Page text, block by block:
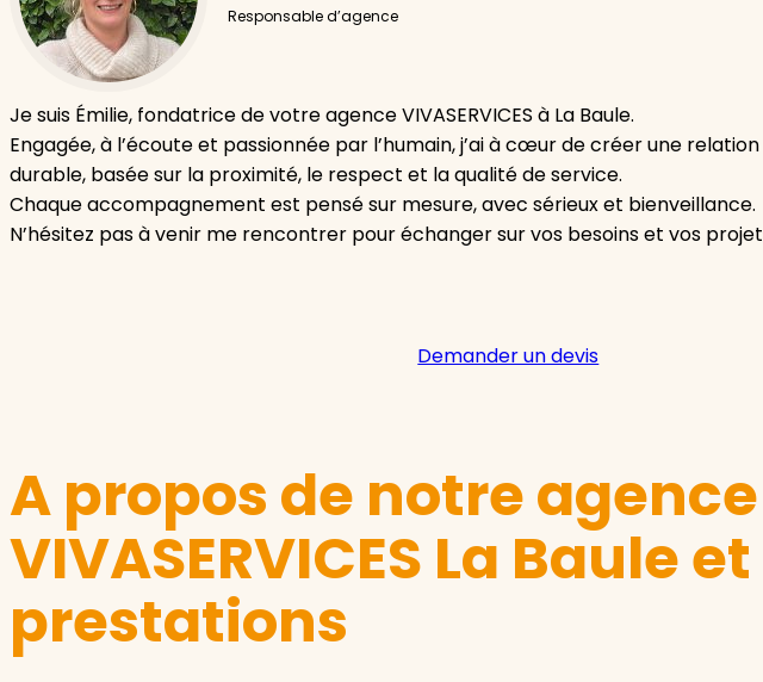
Responsable d’agence
Je suis Émilie, fondatrice de votre agence VIVASERVICES à La Baule.
Engagée, à l’écoute et passionnée par l’humain, j’ai à cœur de créer une
durable, basée sur la proximité, le respect et la qualité de service.
Chaque accompagnement est pensé sur mesure, avec sérieux et bienveillance.
N’hésitez pas à venir me rencontrer pour échanger sur vos besoins et vos
Demander un devis
A propos de notre agence
VIVASERVICES La Baule
prestations